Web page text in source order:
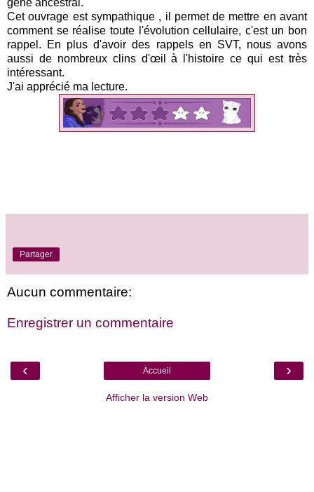
gène ancestral.
Cet ouvrage est sympathique , il permet de mettre en avant
comment se réalise toute l'évolution cellulaire, c'est un bon
rappel. En plus d'avoir des rappels en SVT, nous avons
aussi de nombreux clins d'œil à l'histoire ce qui est très
intéressant.
J'ai apprécié ma lecture.
Partager
Aucun commentaire:
Enregistrer un commentaire
‹ ›
Accueil
Afficher la version Web